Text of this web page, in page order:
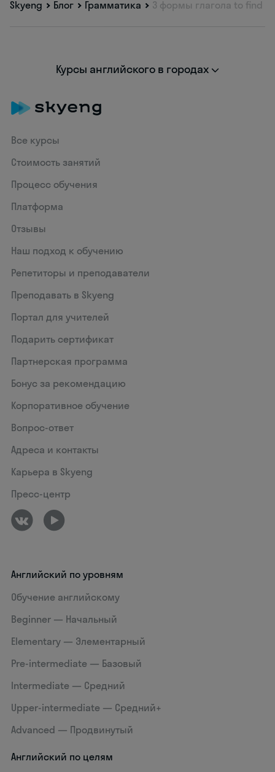
Skyeng Блог Грамматика 3 формы глагола to find
Курсы английского в городах
Все курсы
Стоимость занятий
Процесс обучения
Платформа
Отзывы
Наш подход к обучению
Репетиторы и преподаватели
Преподавать в Skyeng
Портал для учителей
Подарить сертификат
Партнерская программа
Бонус за рекомендацию
Корпоративное обучение
Вопрос-ответ
Адреса и контакты
Карьера в Skyeng
Пресс-центр
Английский по уровням
Обучение английскому
Beginner — Начальный
Elementary — Элементарный
Pre-intermediate — Базовый
Intermediate — Средний
Upper-intermediate — Средний+
Advanced — Продвинутый
Английский по целям